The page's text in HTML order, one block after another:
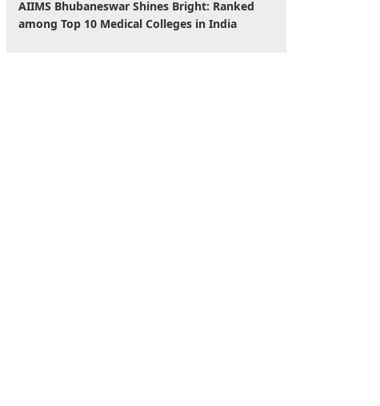
AIIMS Bhubaneswar Shines Bright: Ranked
among Top 10 Medical Colleges in India